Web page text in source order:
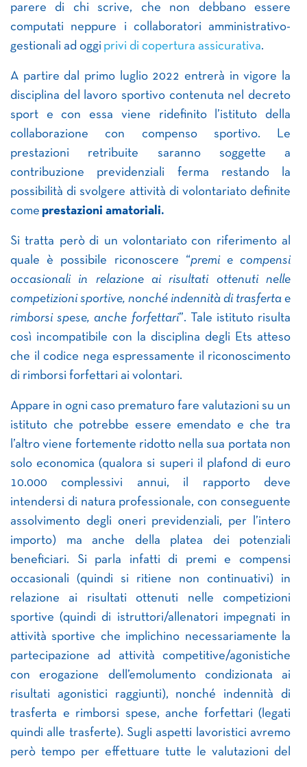
parere di chi scrive, che non debbano essere
computati neppure i collaboratori amministrativo-
gestionali ad oggi privi di copertura assicurativa.
A partire dal primo luglio 2022 entrerà in vigore la
disciplina del lavoro sportivo contenuta nel decreto
sport e con essa viene ridefinito l’istituto della
collaborazione con compenso sportivo. Le
prestazioni retribuite saranno soggette a
contribuzione previdenziali ferma restando la
possibilità di svolgere attività di volontariato definite
come prestazioni amatoriali.
Si tratta però di un volontariato con riferimento al
quale è possibile riconoscere “premi e compensi
occasionali in relazione ai risultati ottenuti nelle
competizioni sportive, nonché indennità di trasferta e
rimborsi spese, anche forfettari”. Tale istituto risulta
così incompatibile con la disciplina degli Ets atteso
che il codice nega espressamente il riconoscimento
di rimborsi forfettari ai volontari.
Appare in ogni caso prematuro fare valutazioni su un
istituto che potrebbe essere emendato e che tra
l’altro viene fortemente ridotto nella sua portata non
solo economica (qualora si superi il plafond di euro
10.000 complessivi annui, il rapporto deve
intendersi di natura professionale, con conseguente
assolvimento degli oneri previdenziali, per l’intero
importo) ma anche della platea dei potenziali
beneficiari. Si parla infatti di premi e compensi
occasionali (quindi si ritiene non continuativi) in
relazione ai risultati ottenuti nelle competizioni
sportive (quindi di istruttori/allenatori impegnati in
attività sportive che implichino necessariamente la
partecipazione ad attività competitive/agonistiche
con erogazione dell’emolumento condizionata ai
risultati agonistici raggiunti), nonché indennità di
trasferta e rimborsi spese, anche forfettari (legati
quindi alle trasferte). Sugli aspetti lavoristici avremo
però tempo per effettuare tutte le valutazioni del